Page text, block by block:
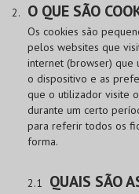
O QUE SÃO
Os cookies são
pelos websites que
internet (browser) que
o dispositivo e as
que o utilizador visite
durante um certo
para referir todos os
forma.
QUAIS SÃO